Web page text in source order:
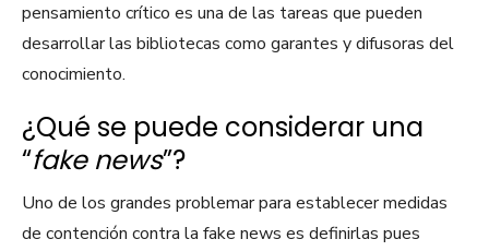
pensamiento crítico es una de las tareas que pueden
desarrollar las bibliotecas como garantes y difusoras del
conocimiento.
¿Qué se puede considerar una
“fake news”?
Uno de los grandes problemar para establecer medidas
de contención contra la fake news es definirlas pues